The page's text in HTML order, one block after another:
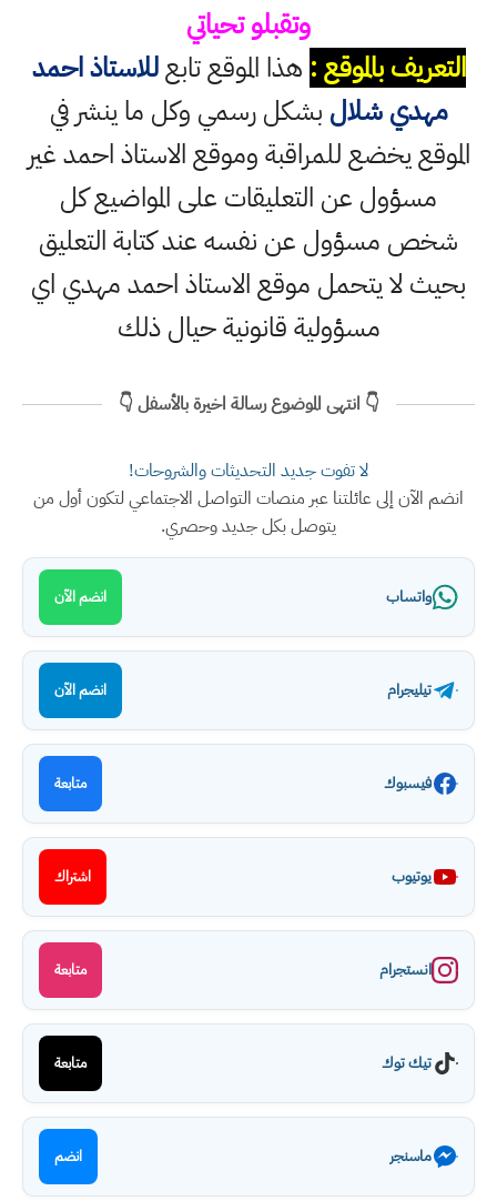
وتقبلو تحياتي
التعريف بالموقع : هذا الموقع تابعللاستاذ احمد
مهدي شلال بشكل رسمي وكل ما ينشر في
الموقع يخضع للمراقبة وموقع الاستاذ احمد غير
مسؤول عن التعليقات على المواضيع كل
شخص مسؤول عن نفسه عند كتابة التعليق
بحيث لا يتحمل موقع الاستاذ احمد مهدي اي
مسؤولية قانونية حيال ذلك
👇 انتهى الموضوع رسالة اخيرة بالأسفل 👇
لا تفوت جديد التحديثات والشروحات!
انضم الآن إلى عائلتنا عبر منصات التواصل الاجتماعي لتكون أول من
يتوصل بكل جديد وحصري.
واتساب انضم الآن
تيليجرام انضم الآن
فيسبوك متابعة
يوتيوب اشتراك
انستجرام متابعة
تيك توك متابعة
ماسنجر انضم